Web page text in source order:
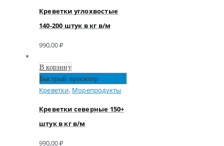
Креветки углохвостые
140-200 штук в кг в/м
990,00₽
В корзину
Быстрый просмотр
Креветки, Морепродукты
Креветки северные 150+
штук в кг в/м
990,00₽